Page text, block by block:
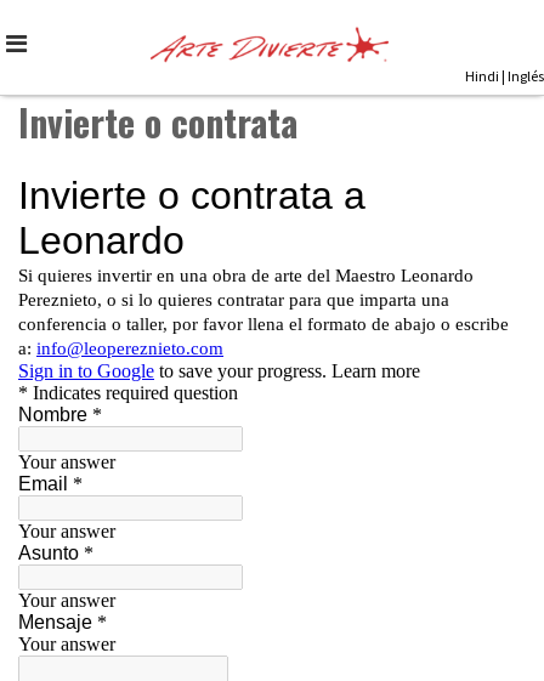
to
Hindi | Inglés
Invierte o contrata